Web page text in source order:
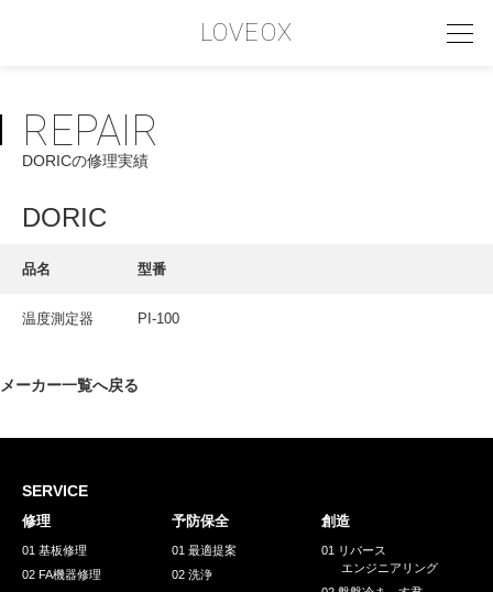
LOVEOX
PHILOSOPHY
フィロソフィー
COMPANY PROFILE
INTERVIEW
採用情報
GREEN CHALLENGE
環境への取り組み
REPAIR
DORICの修理実績
DORIC
品名 型番
温度測定器 PI-100
メーカー一覧へ戻る
SERVICE
修理
01 基板修理
02 FA機器修理
予防保全
01 最適提案
02 洗浄
創造
01 リバース
エンジニアリング